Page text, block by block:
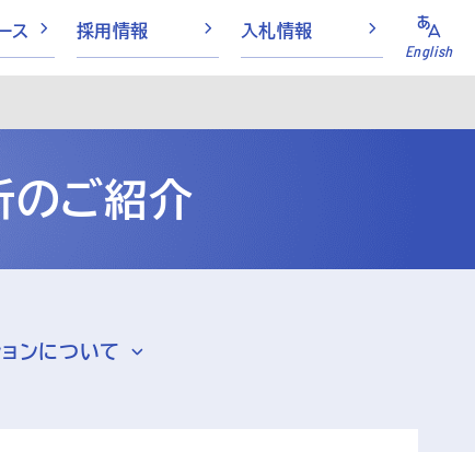
ス 採用情報 入札情報
English
のご紹介
ンについて